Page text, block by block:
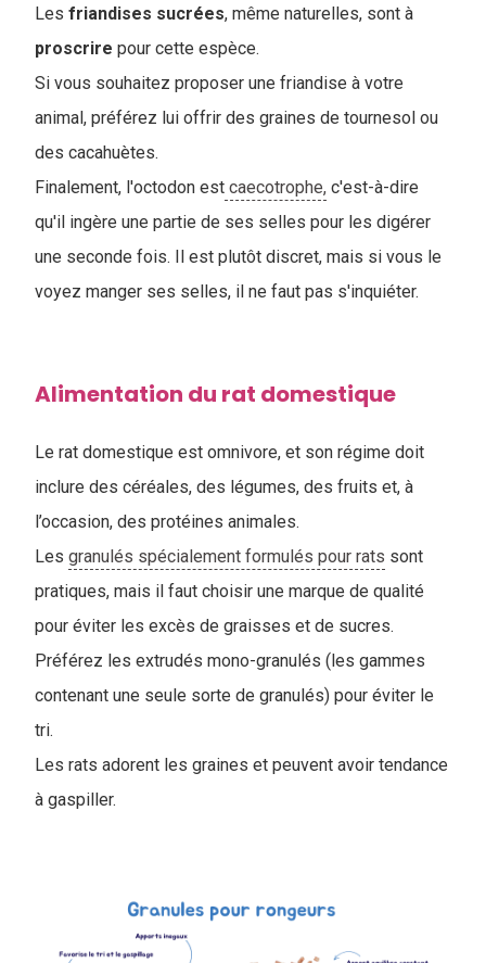
Les friandises sucrées, même naturelles, sont à
proscrire pour cette espèce.
Si vous souhaitez proposer une friandise à votre
animal, préférez lui offrir des graines de tournesol ou
des cacahuètes.
Finalement, l'octodon est caecotrophe, c'est-à-dire
qu'il ingère une partie de ses selles pour les digérer
une seconde fois. Il est plutôt discret, mais si vous le
voyez manger ses selles, il ne faut pas s'inquiéter.
Alimentation du rat domestique
Le rat domestique est omnivore, et son régime doit
inclure des céréales, des légumes, des fruits et, à
l’occasion, des protéines animales.
Les granulés spécialement formulés pour rats sont
pratiques, mais il faut choisir une marque de qualité
pour éviter les excès de graisses et de sucres.
Préférez les extrudés mono-granulés (les gammes
contenant une seule sorte de granulés) pour éviter le
tri.
Les rats adorent les graines et peuvent avoir tendance
à gaspiller.